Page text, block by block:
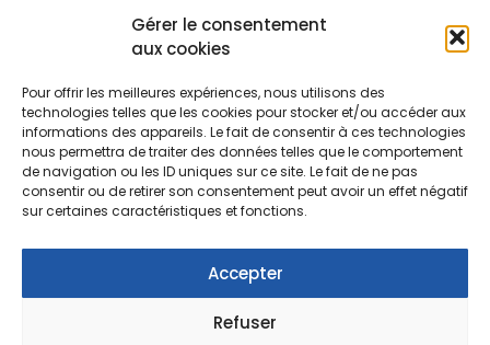
Gérer le consentement
aux cookies
Pour offrir les meilleures expériences, nous utilisons des
technologies telles que les cookies pour stocker et/ou accéder aux
informations des appareils. Le fait de consentir à ces technologies
nous permettra de traiter des données telles que le comportement
de navigation ou les ID uniques sur ce site. Le fait de ne pas
consentir ou de retirer son consentement peut avoir un effet négatif
sur certaines caractéristiques et fonctions.
Accepter
Refuser
Rejoignez notre communauté sur les réseaux
Nouvelles collections, vie de l’équipe ou
inspirations : soyez informés de nos dernières
actualités.
© Copyright Fonction Meuble